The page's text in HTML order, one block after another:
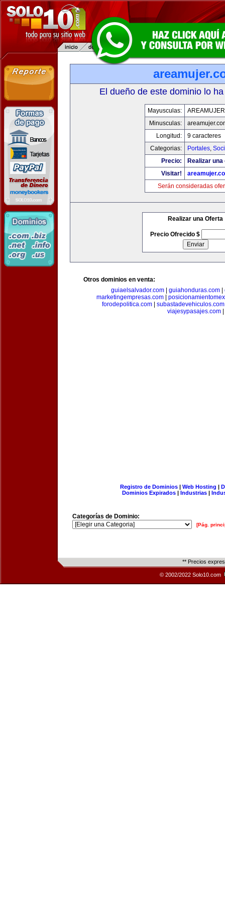
El dueño de este dominio lo
Mayusculas:
Minusculas:
Longitud:
9 caracteres
Categorias:
Portales,
Precio:
Realizar
Visitar!
Serán consideradas
Realizar una Oferta
Precio Ofrecido $
Otros dominios en venta:
guiaelsalvador.com| guiahonduras.com|
marketingempresas.com
forodepolitica.com| subastadevehiculos.com
viajesypasajes.com|
Registro de Dominios| Web Hosting |
Dominios Expirados | Industrias |
Categorías de Dominio:
[Pág.
** Precios
© 2002/2022 Solo10.com